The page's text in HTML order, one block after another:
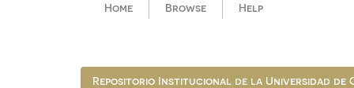
Home Browse Help
Repositorio Institucional de la Universidad de